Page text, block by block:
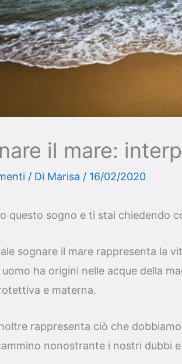
il mare:
/ Di Marisa / 16/02/2020
questo sogno e ti stai chiedendo
sognare il mare rappresenta la
uomo ha origini nelle acque della
e materna.
rappresenta ciò che
nonostrante i nostri dubbi